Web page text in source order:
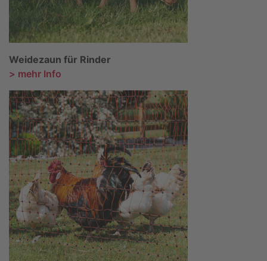
Weidezaun für Rinder
> mehr Info